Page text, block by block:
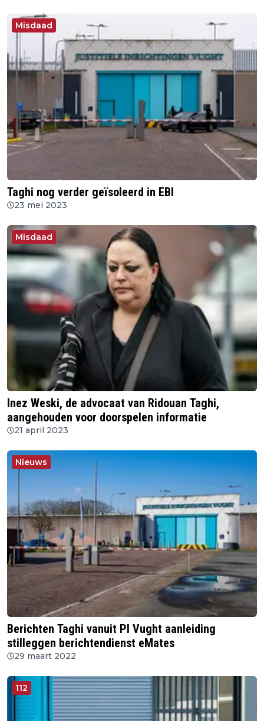
Misdaad
Taghi nog verder geïsoleerd in EBI
23 mei 2023
Misdaad
Inez Weski, de advocaat van Ridouan Taghi,
aangehouden voor doorspelen informatie
21 april 2023
Nieuws
Berichten Taghi vanuit PI Vught aanleiding
stilleggen berichtendienst eMates
29 maart 2022
112